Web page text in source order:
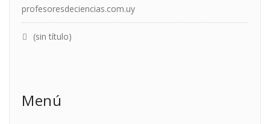
profesoresdeciencias.com.uy
(sin título)
Menú